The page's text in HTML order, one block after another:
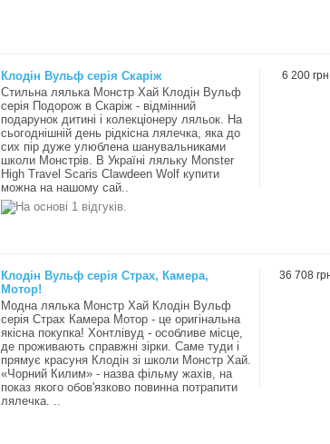
6 200 грн
Клодін Вульф серія Скаріж
Стильна лялька Монстр Хай Клодін Вульф
серія Подорож в Скаріж - відмінний
подарунок дитині і колекціонеру ляльок. На
сьогоднішній день рідкісна лялечка, яка до
сих пір дуже улюблена шанувальниками
школи Монстрів. В Україні ляльку Monster
High Travel Scaris Clawdeen Wolf купити
можна на нашому сай..
36 708
Клодін Вульф серія Страх, Камера,
Мотор!
Модна лялька Монстр Хай Клодін Вульф
серія Страх Камера Мотор - це оригінальна
якісна покупка! Хонтлівуд - особливе місце,
де проживають справжні зірки. Саме туди і
прямує красуня Клодін зі школи Монстр Хай.
«Чорний Килим» - назва фільму жахів, на
показ якого обов'язково повинна потрапити
лялечка. ..